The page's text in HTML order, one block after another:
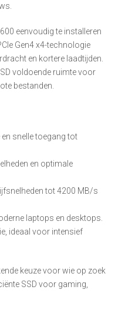
eenvoudig te installeren
Gen4 x4-technologie
en kortere laadtijden.
voldoende ruimte voor
bestanden.
snelle toegang tot
en optimale
tot 4200 MB/s
laptops en desktops.
ideaal voor intensief
keuze voor wie op zoek
SSD voor gaming,